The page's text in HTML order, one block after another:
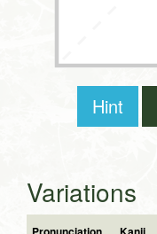
Hint
Variations